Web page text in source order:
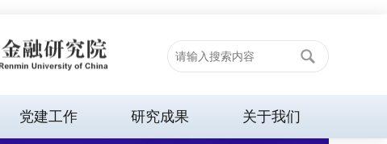
党建工作 研究成果 关于我们